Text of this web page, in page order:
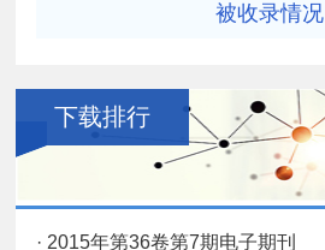
被收录情况
下载排行